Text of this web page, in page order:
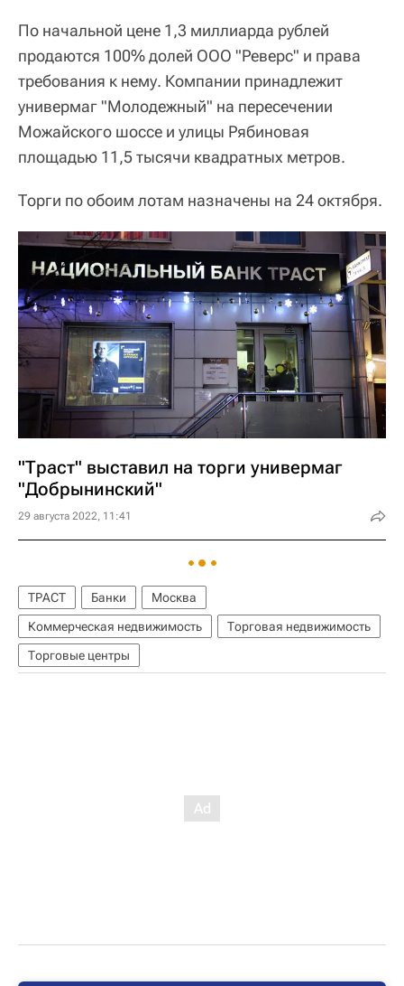
По начальной цене 1,3 миллиарда рублей
продаются 100% долей ООО "Реверс" и права
требования к нему. Компании принадлежит
универмаг "Молодежный" на пересечении
Можайского шоссе и улицы Рябиновая
площадью 11,5 тысячи квадратных метров.
Торги по обоим лотам назначены на 24 октября.
"Траст" выставил на торги универмаг
"Добрынинский"
29 августа 2022, 11:41
ТРАСТ Банки
Москва
Коммерческая недвижимость
Торговая недвижимость
Торговые центры